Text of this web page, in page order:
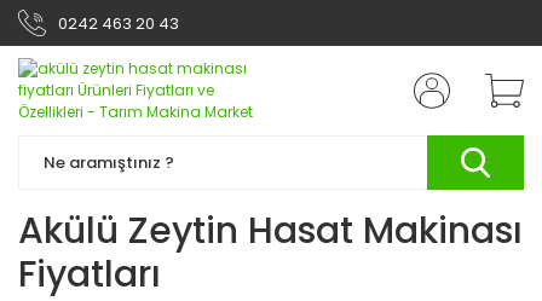
0242 463 20 43
Akülü Zeytin Hasat Makinası
Fiyatları